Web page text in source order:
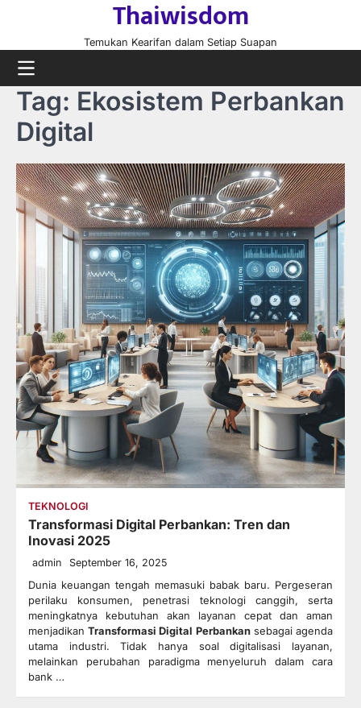
content
Thaiwisdom
Temukan Kearifan dalam Setiap Suapan
Tag: Ekosistem Perbankan
Digital
TEKNOLOGI
Transformasi Digital Perbankan: Tren dan
Inovasi 2025
admin September 16, 2025
Dunia keuangan tengah memasuki babak baru. Pergeseran
perilaku konsumen, penetrasi teknologi canggih, serta
meningkatnya kebutuhan akan layanan cepat dan aman
menjadikanTransformasi Digital Perbankansebagai agenda
utama industri. Tidak hanya soal digitalisasi layanan,
melainkan perubahan paradigma menyeluruh dalam cara
bank …